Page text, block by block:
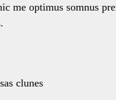
me optimus somnus
clunes